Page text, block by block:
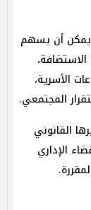
يمكن أن يسهم
الأسرية،
المجتمعي.
القانوني
الإداري